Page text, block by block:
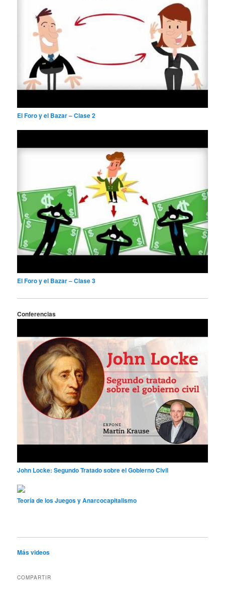
El Foro y el Bazar – Clase 2
El Foro y el Bazar – Clase 3
Conferencias
John Locke: Segundo Tratado sobre el Gobierno Civil
Teoría de los Juegos y Anarcocapitalismo
Más videos
COMPARTIR